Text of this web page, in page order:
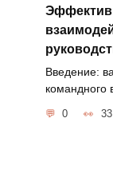
Введение:
командного
0 33